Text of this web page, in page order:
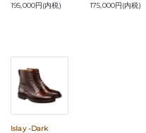
195,000円(内税)
175,000円(内税)
Islay -Dark